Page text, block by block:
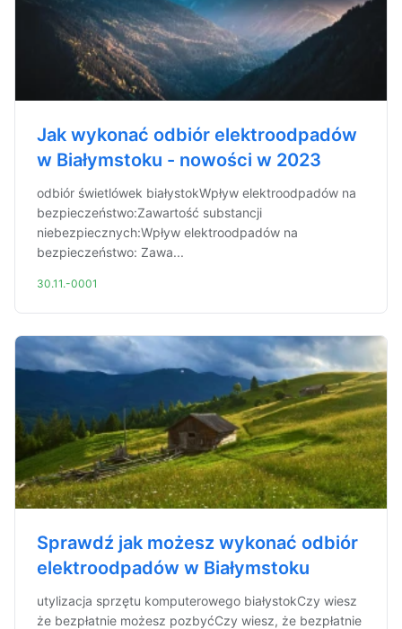
Jak wykonać odbiór elektroodpadów
w Białymstoku - nowości w 2023
odbiór świetlówek białystokWpływ elektroodpadów na
bezpieczeństwo:Zawartość substancji
niebezpiecznych:Wpływ elektroodpadów na
bezpieczeństwo: Zawa...
30.11.-0001
Sprawdź jak możesz wykonać odbiór
elektroodpadów w Białymstoku
utylizacja sprzętu komputerowego białystokCzy wiesz
że bezpłatnie możesz pozbyćCzy wiesz, że bezpłatnie